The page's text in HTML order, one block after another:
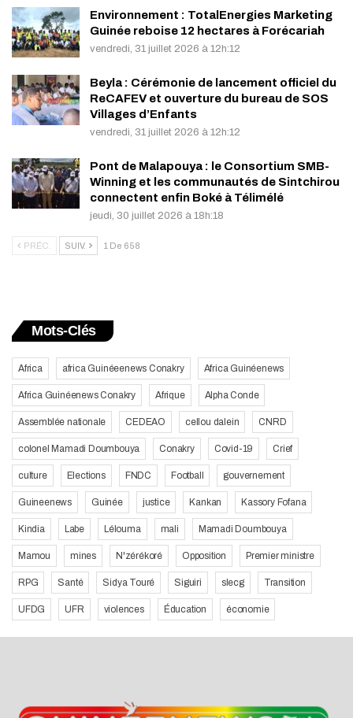
Environnement : TotalEnergies Marketing
Guinée reboise 12 hectares à Forécariah
vendredi, 31 juillet 2026 à 12h:12
Beyla : Cérémonie de lancement officiel du
ReCAFEV et ouverture du bureau de SOS
Villages d’Enfants
vendredi, 31 juillet 2026 à 12h:12
Pont de Malapouya : le Consortium SMB-
Winning et les communautés de Sintchirou
connectent enfin Boké à Télimélé
jeudi, 30 juillet 2026 à 18h:18
PRÉC. SUIV. 1 De 658
Mots-Clés
Africa africa Guinéeenews Conakry Africa Guinéenews
Africa Guinéenews Conakry Afrique Alpha Conde
Assemblée nationale CEDEAO cellou dalein CNRD
colonel Mamadi Doumbouya Conakry Covid-19 Crief
culture Elections FNDC Football gouvernement
Guineenews Guinée justice Kankan Kassory Fofana
Kindia Labe Lélouma mali Mamadi Doumbouya
Mamou mines N'zérékoré Opposition Premier ministre
RPG Santé Sidya Touré Siguiri slecg Transition
UFDG UFR violences Éducation économie